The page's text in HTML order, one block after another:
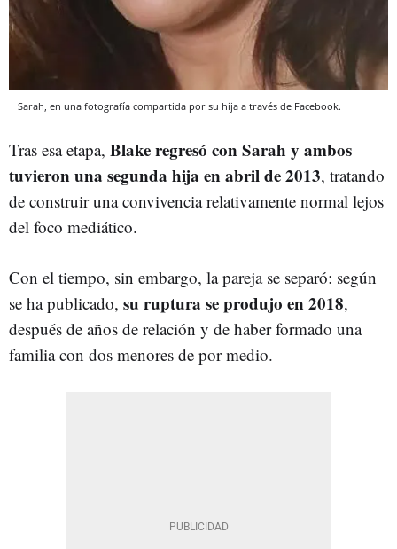
Sarah, en una fotografía compartida por su hija a través de Facebook.
Tras esa etapa, Blake regresó con Sarah y ambos
tuvieron una segunda hija en abril de 2013, tratando
de construir una convivencia relativamente normal lejos
del foco mediático.
Con el tiempo, sin embargo, la pareja se separó: según
se ha publicado, su ruptura se produjo en 2018,
después de años de relación y de haber formado una
familia con dos menores de por medio.